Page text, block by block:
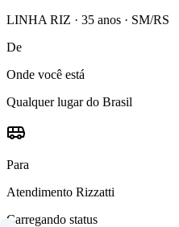
LINHA RIZ · 35 anos · SM/RS
De
Onde você está
Qualquer lugar do Brasil
Para
Atendimento Rizzatti
Carregando status